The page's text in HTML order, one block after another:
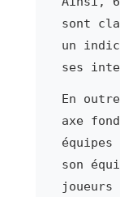
sont
un
ses
En
axe
son
joueurs